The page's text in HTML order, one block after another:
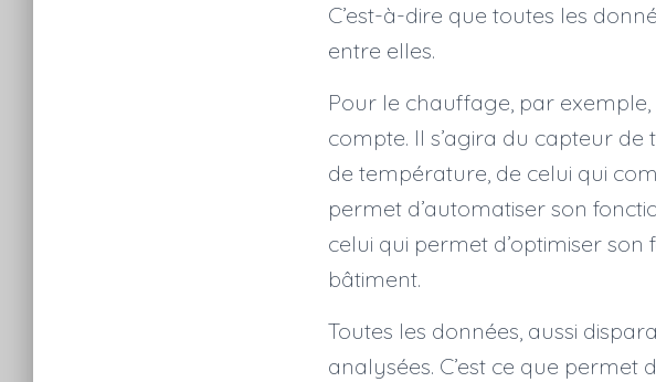
C’est-à-dire que toutes les
entre elles.
Pour le chauffage, par
compte. Il s’agira du capteur
de température, de celui qui
permet d’automatiser son
celui qui permet d’optimiser
bâtiment.
Toutes les données, aussi
analysées. C’est ce que permet